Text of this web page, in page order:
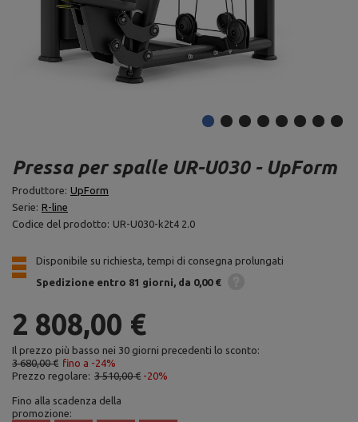
Pressa per spalle UR-U030 - UpForm
Produttore: UpForm
Serie: R-line
Codice del prodotto: UR-U030-k2t4 2.0
Disponibile su richiesta, tempi di consegna prolungati
Spedizione entro 81 giorni da 0,00 €
2 808,00 €
Il prezzo più basso nei 30 giorni precedenti lo sconto:
3 680,00 € fino a -24%
Prezzo regolare: 3 510,00 € -20%
Fino alla scadenza della
promozione: